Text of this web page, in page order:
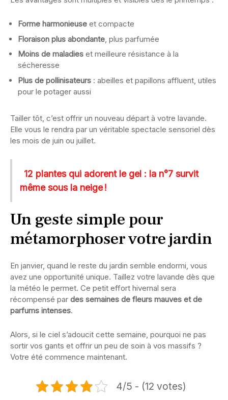
Forme harmonieuse et compacte
Floraison plus abondante , plus parfumée
Moins de maladies et meilleure résistance à la
sécheresse
Plus de pollinisateurs : abeilles et papillons affluent, utiles
pour le potager aussi
Tailler tôt, c’est offrir un nouveau départ à votre lavande.
Elle vous le rendra par un véritable spectacle sensoriel dès
les mois de juin ou juillet.
12 plantes qui adorent le gel : la n°7 survit
même sous la neige !
Un geste simple pour
métamorphoser votre jardin
En janvier, quand le reste du jardin semble endormi, vous
avez une opportunité unique. Taillez votre lavande dès que
la météo le permet. Ce petit effort hivernal sera
récompensé par des semaines de fleurs mauves et de
parfums intenses.
Alors, si le ciel s’adoucit cette semaine, pourquoi ne pas
sortir vos gants et offrir un peu de soin à vos massifs ?
Votre été commence maintenant.
4/5 - (12 votes)